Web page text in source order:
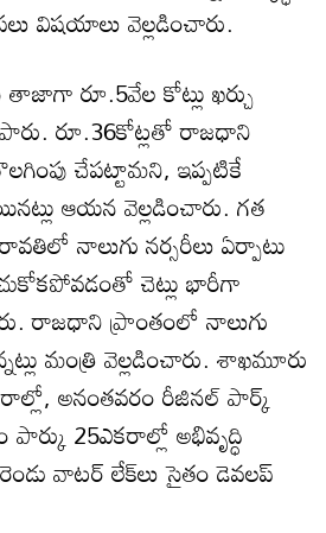
విషయాలు వెల్లడించారు.
రూ.5వేల కోట్లు ఖర్చు
రూ.36కోట్లతో రాజధాని
చేపట్టామని, ఇప్పటికే
ఆయన వెల్లడించారు. గత
నాలుగు నర్సరీలు ఏర్పాటు
చెట్లు భారీగా
రాజధాని ప్రాంతంలో నాలుగు
మంత్రి వెల్లడించారు. శాఖమూరు
అనంతవరం రీజినల్ పార్క్
25ఎకరాల్లో అభివృద్ధి
రెండు వాటర్ లేక్‌లు సైతం డెవలప్